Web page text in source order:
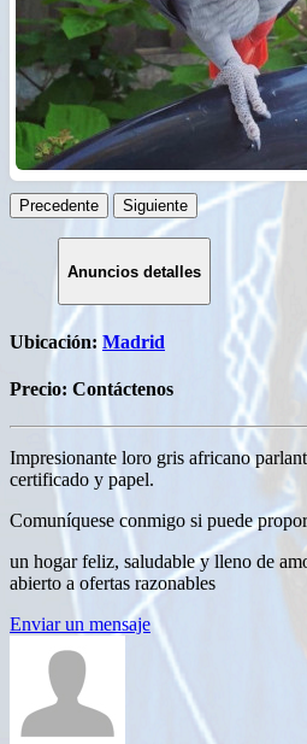
Precedente Siguiente
Anuncios detalles
Ubicación: Madrid
Precio: Contáctenos
Impresionante loro gris africano
certificado y papel.
Comuníquese conmigo si puede
un hogar feliz, saludable y lleno de
abierto a ofertas razonables
Enviar un mensaje